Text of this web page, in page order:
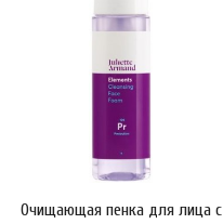
Очищающая пенка для лица с